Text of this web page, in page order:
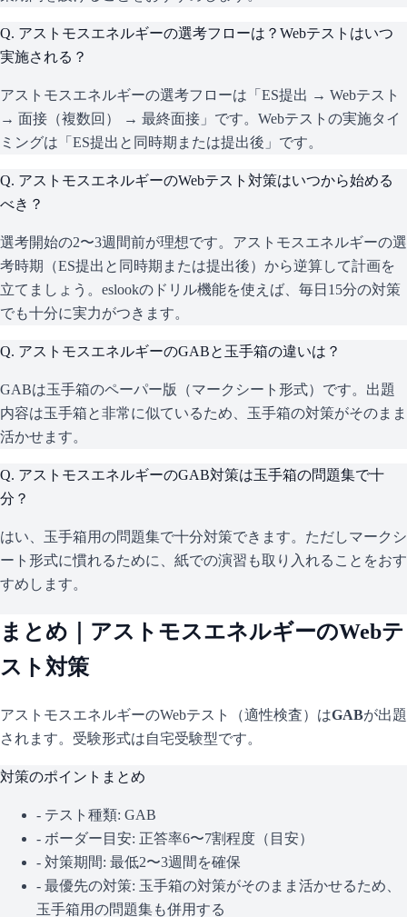
Q. アストモスエネルギーの選考フローは？Webテストはいつ
実施される？
アストモスエネルギーの選考フローは「ES提出 → Webテスト
→ 面接（複数回） → 最終面接」です。Webテストの実施タイ
ミングは「ES提出と同時期または提出後」です。
Q. アストモスエネルギーのWebテスト対策はいつから始める
べき？
選考開始の2〜3週間前が理想です。アストモスエネルギーの選
考時期（ES提出と同時期または提出後）から逆算して計画を
立てましょう。eslookのドリル機能を使えば、毎日15分の対策
でも十分に実力がつきます。
Q. アストモスエネルギーのGABと玉手箱の違いは？
GABは玉手箱のペーパー版（マークシート形式）です。出題
内容は玉手箱と非常に似ているため、玉手箱の対策がそのまま
活かせます。
Q. アストモスエネルギーのGAB対策は玉手箱の問題集で十
分？
はい、玉手箱用の問題集で十分対策できます。ただしマークシ
ート形式に慣れるために、紙での演習も取り入れることをおす
すめします。
まとめ｜ アストモスエネルギーのWebテ
スト対策
アストモスエネルギーのWebテスト（適性検査）はGABが出題
されます。 受験形式は自宅受験型です。
対策のポイントまとめ
- テスト種類: GAB
- ボーダー目安: 正答率6〜7割程度（目安）
- 対策期間: 最低2〜3週間を確保
- 最優先の対策: 玉手箱の対策がそのまま活かせるため、
玉手箱用の問題集も併用する